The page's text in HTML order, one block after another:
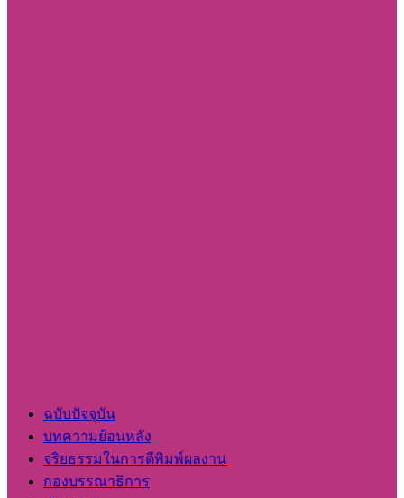
ฉบับปัจจุบัน
บทความย้อนหลัง
จริยธรรมในการตีพิมพ์ผลงาน
กองบรรณาธิการ